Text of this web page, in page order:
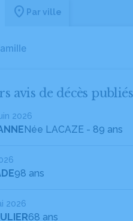
Par ville
avis de décès
2026
Née LACAZE - 89 ans
98 ans
2026
68 ans